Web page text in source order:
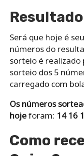
Será que hoje é
números do
sorteio é realizado
sorteio dos 5
carregado com
Os números
hojeforam: 14 16
Como